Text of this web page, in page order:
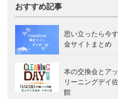
おすすめ記事
思い立ったら今
金サイトまとめ
本の交換会とア
リーニングデイ
館